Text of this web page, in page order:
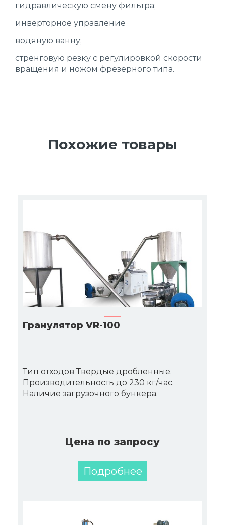
гидравлическую смену фильтра;
инверторное управление
водяную ванну;
стренговую резку с регулировкой скорости
вращения и ножом фрезерного типа.
Похожие товары
Гранулятор VR-100
Тип отходов Твердые дробленные.
Производительность до 230 кг/час.
Наличие загрузочного бункера.
Цена по запросу
Подробнее